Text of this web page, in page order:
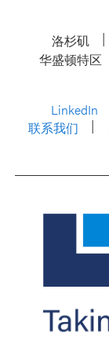
洛杉矶
华盛顿特区
LinkedIn
联系我们